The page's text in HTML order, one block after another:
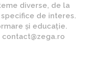
diverse, de la
de interes.
și educație.